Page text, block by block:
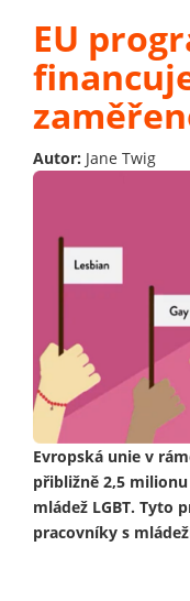
EU
Autor: Jane Twig
Evropská unie v
přibližně 2,5
mládež LGBT. Tyto
pracovníky s